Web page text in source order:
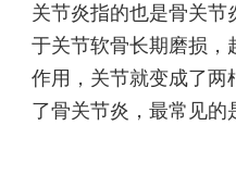
关节炎指的也是骨关
于关节软骨长期磨损，
作用，关节就变成了两
了骨关节炎，最常见的